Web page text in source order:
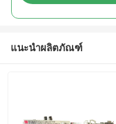
แนะนำผลิตภัณฑ์